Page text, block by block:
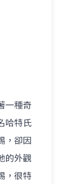
一種奇
哈特氏
，卻因
的外觀
，很特